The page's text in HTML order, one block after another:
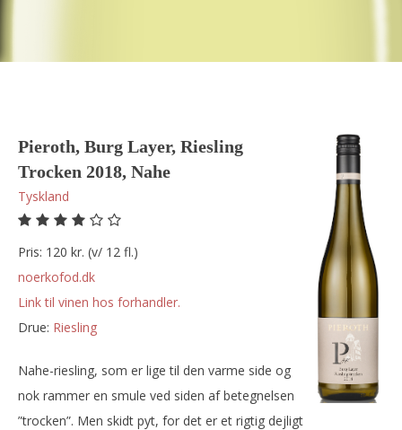
Pieroth, Burg Layer, Riesling
Trocken 2018, Nahe
Tyskland
Pris: 120 kr. (v/ 12 fl.)
noerkofod.dk
Link til vinen hos forhandler.
Drue:
riesling
Nahe-riesling, som er lige til den varme side og
nok rammer en smule ved siden af betegnelsen
”trocken”. Men skidt pyt, for det er et rigtig dejligt